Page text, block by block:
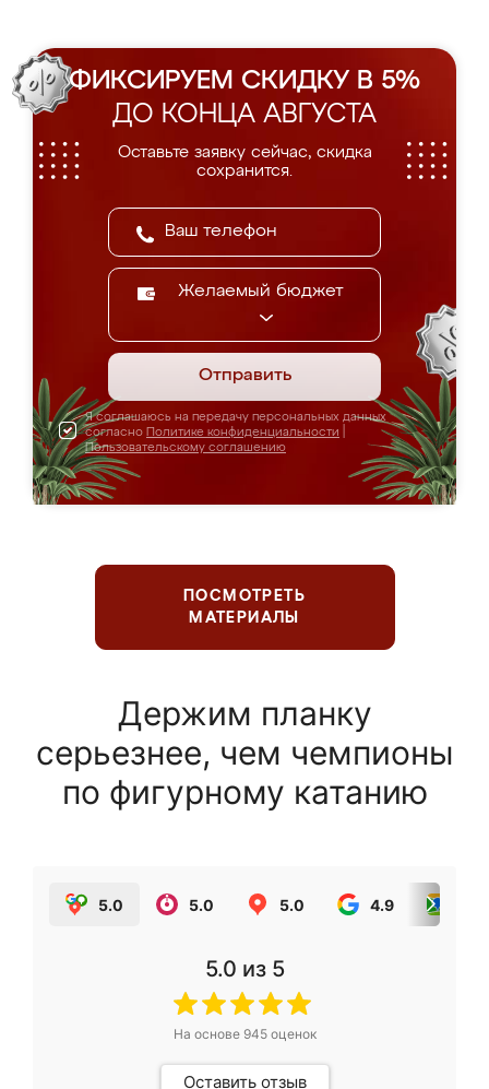
ФИКСИРУЕМ СКИДКУ В 5%
ДО КОНЦА АВГУСТА
Оставьте заявку сейчас, скидка
сохранится.
Желаемый бюджет
Отправить
Я соглашаюсь на передачу персональных данных
согласно Политике конфиденциальности
Пользовательскому соглашению
ПОСМОТРЕТЬ
МАТЕРИАЛЫ
Держим планку
серьезнее, чем чемпионы
по фигурному катанию
5.0 5.0 5.0 4.9
5.0 из 5
На основе 945оценок
Оставить отзыв